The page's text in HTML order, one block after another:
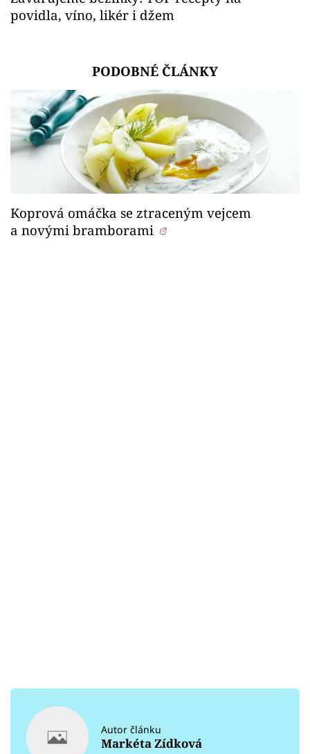
povidla, víno, likér i džem
PODOBNÉ ČLÁNKY
Koprová omáčka se ztraceným vejcem
a novými bramborami
Autor článku
Markéta Zídková